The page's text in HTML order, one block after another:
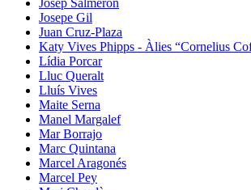
Josep Salmeron
Josepe Gil
Juan Cruz-Plaza
Katy Vives Phipps - Àlies “Cornelius
Lídia Porcar
Lluc Queralt
Lluís Vives
Maite Serna
Manel Margalef
Mar Borrajo
Marc Quintana
Marcel Aragonés
Marcel Pey